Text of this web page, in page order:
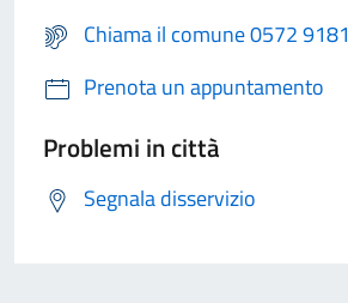
Chiama il comune 0572 9181
Prenota un appuntamento
Problemi in città
Segnala disservizio